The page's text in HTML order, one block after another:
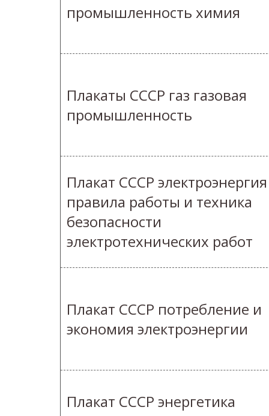
промышленность химия
Плакаты СССР газ газовая
промышленность
Плакат СССР электроэнергия
правила работы и техника
безопасности
электротехнических работ
Плакат СССР потребление и
экономия электроэнергии
Плакат СССР энергетика